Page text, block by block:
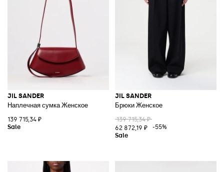
JIL SANDER
Наплечная сумка Женское
139 715,34 ₽
JIL SANDER
Брюки Женское
139 715,34 ₽
62 872,19 ₽
-55%